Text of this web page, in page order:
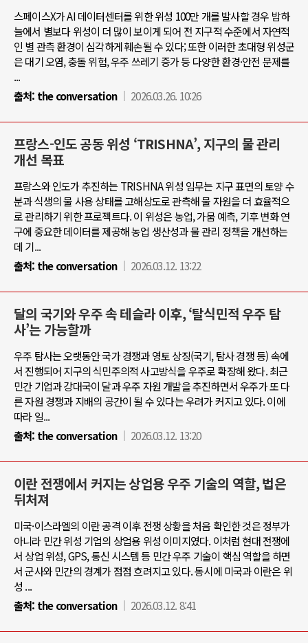
스페이스X가 AI 데이터센터를 위한 위성 100만 개를 발사할 경우 밤하
늘에서 별보다 위성이 더 많이 보이게 되어 전 지구적 수준에서 자연적
인 별 관측 환경이 심각하게 훼손될 수 있다; 또한 이러한 초대형 위성군
은 대기 오염, 충돌 위험, 우주 쓰레기 증가 등 다양한 환경·안전 문제를
...
출처: the conversation 2026.03.26. 10:26
프랑스-인도 공동 위성 ‘TRISHNA’, 지구의 물 관리
개선 목표
프랑스와 인도가 추진하는 TRISHNA 위성 임무는 지구 표면의 토양 수
분과 식생의 물 사용 상태를 고해상도로 관측해 물 자원을 더 효율적으
로 관리하기 위한 프로젝트다. 이 위성은 농업, 가뭄 예측, 기후 변화 연
구에 중요한 데이터를 제공해 농업 생산성과 물 관리 정책을 개선하는
데 기...
출처: the conversation 2026.03.12. 13:22
달의 국기와 우주 속 테슬라 이후, ‘탈식민적 우주 탐
사’는 가능할까
우주 탐사는 오랫동안 국가 경쟁과 영토 상징(국기, 탐사 경쟁 등) 속에
서 진행되어 지구의 식민주의적 사고방식을 우주로 확장해 왔다. 최근
민간 기업과 강대국이 달과 우주 자원 개발을 추진하면서 우주가 또 다
른 자원 경쟁과 지배의 공간이 될 수 있다는 우려가 커지고 있다. 이에
따라 일...
출처: the conversation 2026.03.12. 13:20
이란 전쟁에서 커지는 상업용 우주 기술의 역할, 법은
뒤처져
미국·이스라엘의 이란 공격 이후 전쟁 상황을 처음 확인한 것은 정부가
아니라 민간 위성 기업의 상업용 위성 이미지였다. 이처럼 현대 전쟁에
서 상업 위성, GPS, 통신 시스템 등 민간 우주 기술이 핵심 역할을 하면
서 군사와 민간의 경계가 점점 흐려지고 있다. 동시에 미국과 이란은 위
성 ...
출처: the conversation 2026.03.12. 8:41